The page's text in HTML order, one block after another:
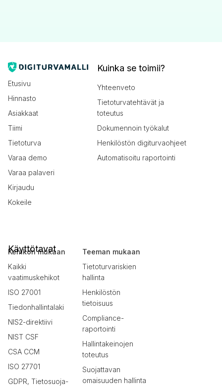
Etusivu
Hinnasto
Asiakkaat
Tiimi
Tietoturva
Varaa demo
Varaa palaveri
Kirjaudu
Kokeile
Kuinka se toimii?
Yhteenveto
Tietoturvatehtävät ja
toteutus
Dokumennoin työkalut
Henkilöstön digiturvaohjeet
Automatisoitu raportointi
Käyttötavat
Kehikon mukaan
Kaikki
vaatimuskehikot
ISO 27001
Tiedonhallintalaki
NIS2-direktiivi
NIST CSF
CSA CCM
ISO 27701
GDPR, Tietosuoja-
Teeman mukaan
Tietoturvariskien
hallinta
Henkilöstön
tietoisuus
Compliance-
raportointi
Hallintakeinojen
toteutus
Suojattavan
omaisuuden hallinta